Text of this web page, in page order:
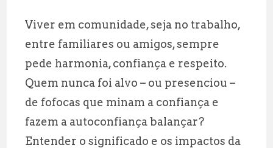
Viver em comunidade, seja no trabalho,
entre familiares ou amigos, sempre
pede harmonia, confiança e respeito.
Quem nunca foi alvo – ou presenciou –
de fofocas que minam a confiança e
fazem a autoconfiança balançar?
Entender o significado e os impactos da